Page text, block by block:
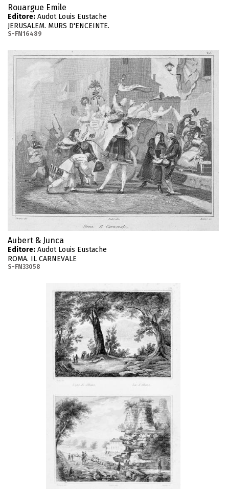
Rouargue Emile
Editore: Audot Louis Eustache
JERUSALEM. MURS D'ENCEINTE.
S-FN16489
Aubert & Junca
Editore: Audot Louis Eustache
ROMA. IL CARNEVALE
S-FN33058